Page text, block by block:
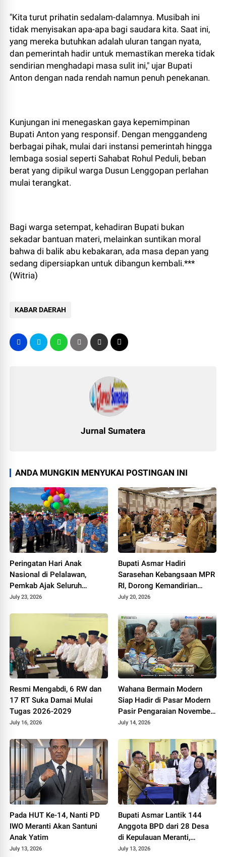
​"Kita turut prihatin sedalam-dalamnya. Musibah ini
tidak menyisakan apa-apa bagi saudara kita. Saat ini,
yang mereka butuhkan adalah uluran tangan nyata,
dan pemerintah hadir untuk memastikan mereka tidak
sendirian menghadapi masa sulit ini," ujar Bupati
Anton dengan nada rendah namun penuh penekanan.
​Kunjungan ini menegaskan gaya kepemimpinan
Bupati Anton yang responsif. Dengan menggandeng
berbagai pihak, mulai dari instansi pemerintah hingga
lembaga sosial seperti Sahabat Rohul Peduli, beban
berat yang dipikul warga Dusun Lenggopan perlahan
mulai terangkat.
​Bagi warga setempat, kehadiran Bupati bukan
sekadar bantuan materi, melainkan suntikan moral
bahwa di balik abu kebakaran, ada masa depan yang
sedang dipersiapkan untuk dibangun kembali.***
(Witria)
KABAR DAERAH
Jurnal Sumatera
ANDA MUNGKIN MENYUKAI POSTINGAN INI
Peringatan Hari Anak
Nasional di Pelalawan,
Pemkab Ajak Seluruh
Elemen Wujudkan Generasi
July 23, 2026
Bupati Asmar Hadiri
Sarasehan Kebangsaan MPR
RI, Dorong Kemandirian
Fiskal Daerah
July 20, 2026
Resmi Mengabdi, 6 RW dan
17 RT Suka Damai Mulai
Tugas 2026-2029
July 16, 2026
Wahana Bermain Modern
Siap Hadir di Pasar Modern
Pasir Pengaraian November
2026
July 14, 2026
Pada HUT Ke-14, Nanti PD
IWO Meranti Akan Santuni
Anak Yatim
July 13, 2026
Bupati Asmar Lantik 144
Anggota BPD dari 28 Desa
di Kepulauan Meranti,
Tekankan Integritas dan
July 13, 2026